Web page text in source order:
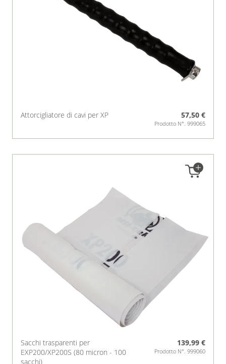
Attorcigliatore di cavi per XP 57,50 €
Prodotto N°. 999065
Sacchi trasparenti per
EXP200/XP200S (80 micron - 100
sacchi)
139,99 €
Prodotto N°. 999060